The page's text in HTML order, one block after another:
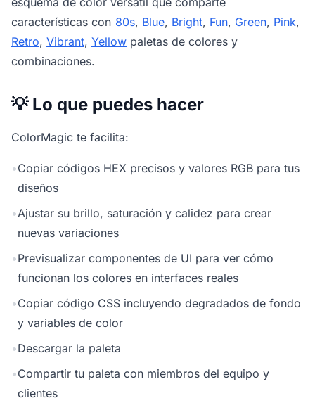
características con 80s, Blue, Bright, Fun, Green, Pink,
Retro, Vibrant, Yellow paletas de colores y
combinaciones.
💡 Lo que puedes hacer
ColorMagic te facilita:
•Copiar códigos HEX precisos y valores RGB para tus
diseños
•Ajustar su brillo, saturación y calidez para crear
nuevas variaciones
•Previsualizar componentes de UI para ver cómo
funcionan los colores en interfaces reales
•Copiar código CSS incluyendo degradados de fondo
y variables de color
•Descargar la paleta
•Compartir tu paleta con miembros del equipo y
clientes